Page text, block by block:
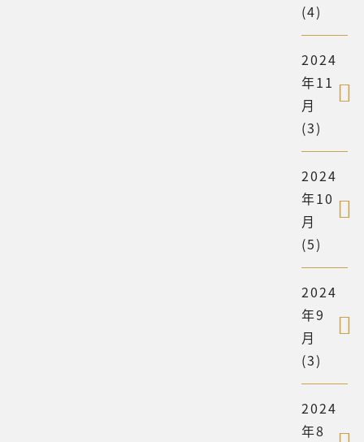
(4)
2024
年11
月
(3)
2024
年10
月
(5)
2024
年9
月
(3)
2024
年8